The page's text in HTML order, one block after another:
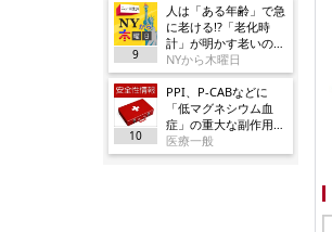
9
人は「ある年齢」で急
に老ける!?「老化時
計」が明かす老いの正
体
NYから木曜日
10
PPI、P-CABなどに
「低マグネシウム血
症」の重大な副作用追
加／厚労省
医療一般